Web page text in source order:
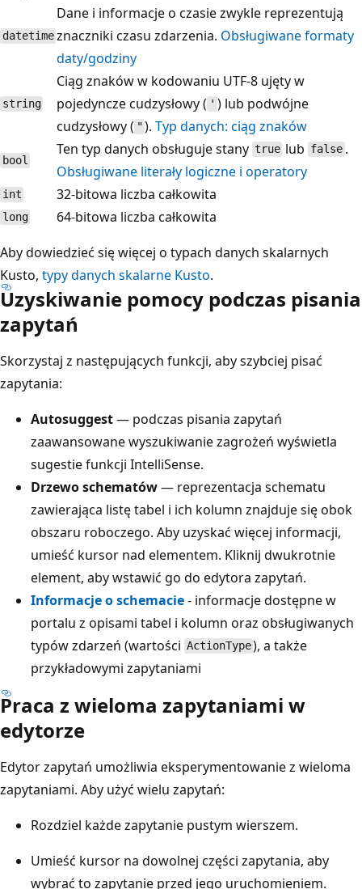
datetime
Dane i informacje o czasie zwykle reprezentują
znaczniki czasu zdarzenia. Obsługiwane formaty
daty/godziny
string
Ciąg znaków w kodowaniu UTF-8 ujęty w
pojedyncze cudzysłowy ( ' ) lub podwójne
cudzysłowy ( " ).Typ danych: ciąg znaków
bool
Ten typ danych obsługuje stany true lub false.
Obsługiwane literały logiczne i operatory
int 32-bitowa liczba całkowita
long
64-bitowa liczba całkowita
Aby dowiedzieć się więcej o typach danych skalarnych
Kusto, typy danych skalarne Kusto.
Uzyskiwanie pomocy podczas pisania
zapytań
Skorzystaj z następujących funkcji, aby szybciej pisać
zapytania:
Autosuggest— podczas pisania zapytań
zaawansowane wyszukiwanie zagrożeń wyświetla
sugestie funkcji IntelliSense.
Drzewo schematów— reprezentacja schematu
zawierająca listę tabel i ich kolumn znajduje się obok
obszaru roboczego. Aby uzyskać więcej informacji,
umieść kursor nad elementem. Kliknij dwukrotnie
element, aby wstawić go do edytora zapytań.
Informacje o schemacie- informacje dostępne w
portalu z opisami tabel i kolumn oraz obsługiwanych
typów zdarzeń (wartości ActionType), a także
przykładowymi zapytaniami
Praca z wieloma zapytaniami w
edytorze
Edytor zapytań umożliwia eksperymentowanie z wieloma
zapytaniami. Aby użyć wielu zapytań:
Rozdziel każde zapytanie pustym wierszem.
Umieść kursor na dowolnej części zapytania, aby
wybrać to zapytanie przed jego uruchomieniem.